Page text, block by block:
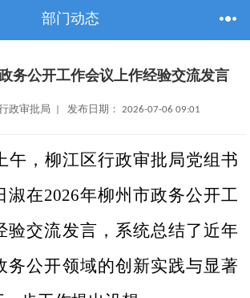
部门动态
务公开工作会议上作经验交流发言
政审批局 | 发布日期： 2026-07-06 09:01
午，柳江区行政审批局党组书
淑在2026年柳州市政务公开工
验交流发言，系统总结了近年
务公开领域的创新实践与显著